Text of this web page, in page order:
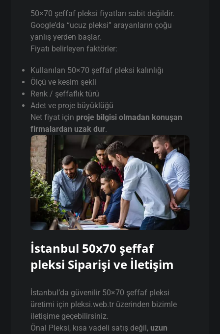
50×70 şeffaf pleksi fiyatları sabit değildir.
Google’da “ucuz pleksi” arayanların çoğu
yanlış yerden başlar.
Fiyatı belirleyen faktörler:
Kullanılan 50×70 şeffaf pleksi kalınlığı
Ölçü ve kesim şekli
Renk / şeffaflık türü
Adet ve proje büyüklüğü
Net fiyat için proje bilgisi olmadan konuşan
firmalardan uzak dur.
İstanbul 50x70 şeffaf
pleksi Siparişi ve İletişim
İstanbul’da güvenilir 50×70 şeffaf pleksi
üretimi için pleksi.web.tr üzerinden bizimle
iletişime geçebilirsiniz.
Önal Pleksi, kısa vadeli satış değil, uzun